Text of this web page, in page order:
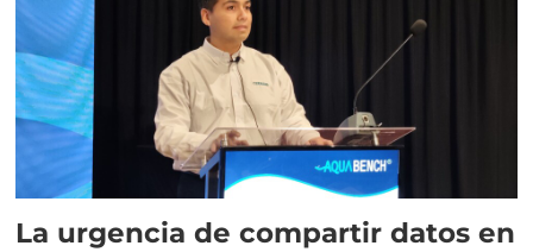
La urgencia de compartir datos en